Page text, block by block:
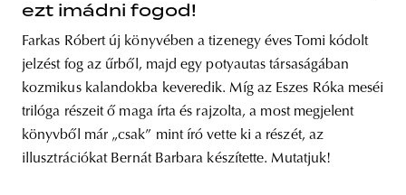
ezt imádni fogod!
Farkas Róbert új könyvében a tizenegy éves Tomi kódolt
jelzést fog az űrből, majd egy potyautas társaságában
kozmikus kalandokba keveredik. Míg az Eszes Róka meséi
trilóga részeit ő maga írta és rajzolta, a most megjelent
könyvből már „csak” mint író vette ki a részét, az
illusztrációkat Bernát Barbara készítette. Mutatjuk!